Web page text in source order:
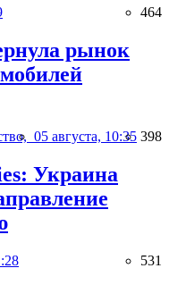
464
рынок
05 августа, 10:35 398
Украина
531